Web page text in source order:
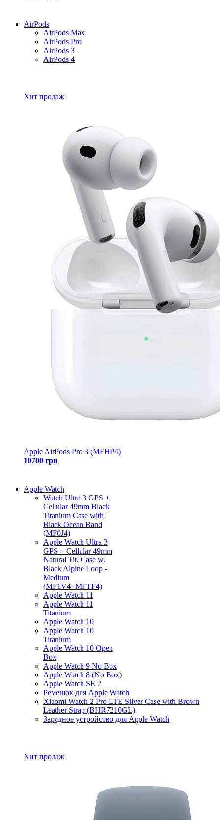
AirPods
AirPods Max
AirPods Pro
AirPods 3
AirPods 4
Хит продаж
Apple AirPods Pro 3 (MFHP4)
10700 грн
Apple Watch
Watch Ultra 3 GPS +
Cellular 49mm Black
Titanium Case with
Black Ocean Band
(MF0J4)
Apple Watch Ultra 3
GPS + Cellular 49mm
Natural Tit. Case w.
Black Alpine Loop -
Medium
(MF1V4+MFTF4)
Apple Watch 11
Apple Watch 11
Titanium
Apple Watch 10
Apple Watch 10
Titanium
Apple Watch 10 Open
Box
Apple Watch 9 No Box
Apple Watch 8 (No Box)
Apple Watch SE 2
Ремешок для Apple Watch
Xiaomi Watch 2 Pro LTE Silver Case with Brown
Leather Strap (BHR7210GL)
Зарядное устройство для Apple Watch
Хит продаж